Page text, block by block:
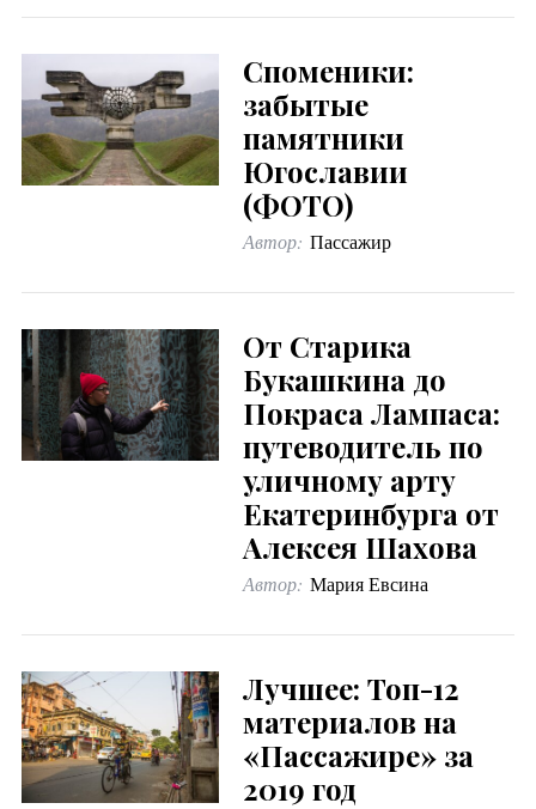
Споменики:
забытые
памятники
Югославии
(ФОТО)
Автор: Пассажир
От Старика
Букашкина до
Покраса Лампаса:
путеводитель по
уличному арту
Екатеринбурга от
Алексея Шахова
Автор: Мария Евсина
Лучшее: Топ-12
материалов на
«Пассажире» за
2019 год